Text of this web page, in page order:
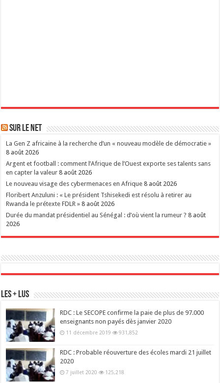
Sur le Net
La Gen Z africaine à la recherche d’un « nouveau modèle de démocratie »
8 août 2026
Argent et football : comment l’Afrique de l’Ouest exporte ses talents sans
en capter la valeur 8 août 2026
Le nouveau visage des cybermenaces en Afrique 8 août 2026
Floribert Anzuluni : « Le président Tshisekedi est résolu à retirer au
Rwanda le prétexte FDLR » 8 août 2026
Durée du mandat présidentiel au Sénégal : d’où vient la rumeur ? 8 août
2026
Les + Lus
RDC : Le SECOPE confirme la paie de plus de 97.000
enseignants non payés dès janvier 2020
11 décembre 2019 931,852
RDC : Probable réouverture des écoles mardi 21 juillet
2020
7 juillet 2020 125,218